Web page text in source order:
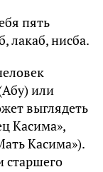
пять
лакаб, нисба.
или
выглядеть
Касима»,
Касима»).
старшего